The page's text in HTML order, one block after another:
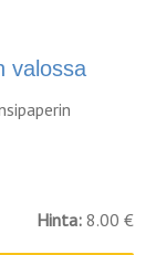
valossa
Hinta: 8.00 €